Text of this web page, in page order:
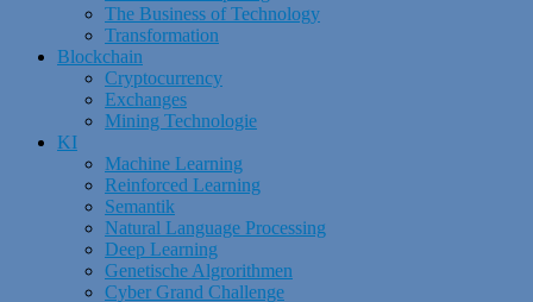
The Business of Technology
Transformation
Blockchain
Cryptocurrency
Exchanges
Mining Technologie
KI
Machine Learning
Reinforced Learning
Semantik
Natural Language Processing
Deep Learning
Genetische Algrorithmen
Cyber Grand Challenge